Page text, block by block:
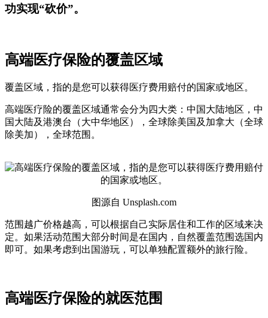
功实现“砍价”。
高端医疗保险的覆盖区域
覆盖区域，指的是您可以获得医疗费用赔付的国家或地区。
高端医疗险的覆盖区域通常会分为四大类：中国大陆地区，中
国大陆及港澳台（大中华地区），全球除美国及加拿大（全球
除美加），全球范围。
图源自 Unsplash.com
范围越广价格越高，可以根据自己实际居住和工作的区域来决
定。如果活动范围大部分时间是在国内，自然覆盖范围选国内
即可。如果考虑到出国游玩，可以单独配置额外的旅行险。
高端医疗保险的就医范围